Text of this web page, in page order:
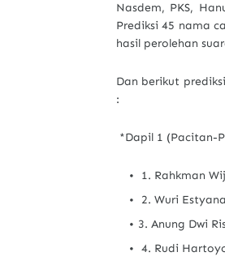
Nasdem, PKS,
Prediksi 45 nama
hasil perolehan
Dan berikut
:
*Dapil 1 (Pacitan-
1. Rahkman
2. Wuri
3. Anung Dwi
4. Rudi